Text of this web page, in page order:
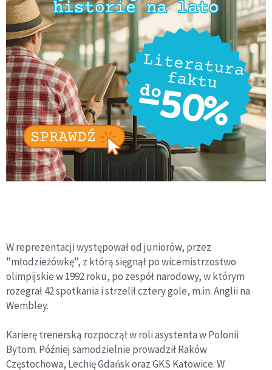
W reprezentacji występował od juniorów, przez
"młodzieżówkę", z którą sięgnął po wicemistrzostwo
olimpijskie w 1992 roku, po zespół narodowy, w którym
rozegrał 42 spotkania i strzelił cztery gole, m.in. Anglii na
Wembley.
Karierę trenerską rozpoczął w roli asystenta w Polonii
Bytom. Później samodzielnie prowadził Raków
Częstochowa, Lechię Gdańsk oraz GKS Katowice. W